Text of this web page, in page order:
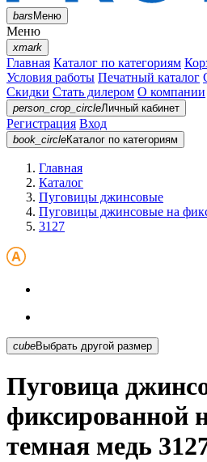
barsМеню
Меню
xmark
Главная Каталог по категориям
Условия работы Печатный каталог
Скидки Стать дилером О компании
person_crop_circleЛичный кабинет
Регистрация Вход
book_circleКаталог по категориям
Главная
Каталог
Пуговицы джинсовые
Пуговицы джинсовые на
3127
cubeВыбрать другой размер
Пуговица
фиксированной
темная медь